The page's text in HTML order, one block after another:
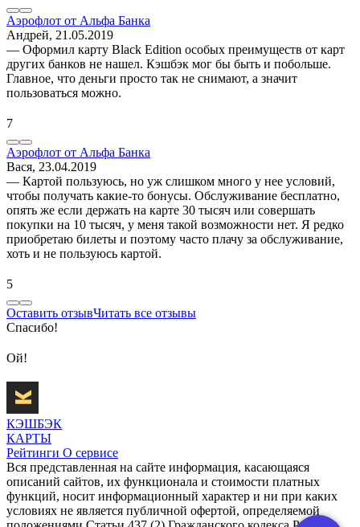
Аэрофлот от Альфа Банка
Андрей, 21.05.2019
— Оформил карту Black Edition особых преимуществ от карт
других банков не нашел. Кэшбэк мог бы быть и побольше.
Главное, что деньги просто так не снимают, а значит
пользоваться можно.
7
Аэрофлот от Альфа Банка
Вася, 23.04.2019
— Картой пользуюсь, но уж слишком много у нее условий,
чтобы получать какие-то бонусы. Обслуживание бесплатно,
опять же если держать на карте 30 тысяч или совершать
покупки на 10 тысяч, у меня такой возможности нет. Я редко
приобретаю билеты и поэтому часто плачу за обслуживание,
хоть и не пользуюсь картой.
5
Оставить отзывЧитать все отзывы
Спасибо!
Ой!
КЭШБЭК
КАРТЫ
Рейтинги О сервисе
Вся представленная на сайте информация, касающаяся
описаний сайтов, их функционала и стоимости платных
функций, носит информационный характер и ни при каких
условиях не является публичной офертой, определяемой